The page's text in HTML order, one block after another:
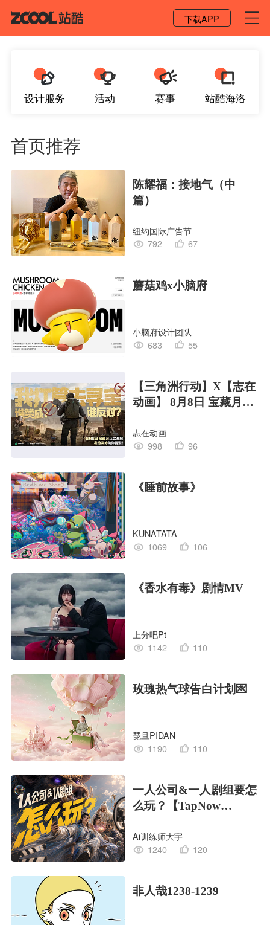
下载APP
设计服务 活动 赛事 站酷海洛
首页推荐
陈耀福：接地气（中
篇）
纽约国际广告节
792
67
蘑菇鸡x小脑府
小脑府设计团队
683
55
【三角洲行动】X【志在
动画】 8月8日 宝藏月宣
志在动画
998
96
《睡前故事》
KUNATATA
1069
106
《香水有毒》剧情MV
上分吧Pt
1142
110
玫瑰热气球告白计划💌
琵旦PIDAN
1190
110
一人公司&一人剧组要怎
么玩？【TapNow
Ai训练师大宇
1240
120
非人哉1238-1239